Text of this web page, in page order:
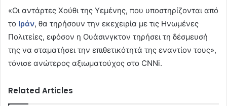
«Οι αντάρτες Χούθι της Υεμένης, που υποστηρίζονται από
το Ιράν, θα τηρήσουν την εκεχειρία με τις Ηνωμένες
Πολιτείες, εφόσον η Ουάσινγκτον τηρήσει τη δέσμευσή
της να σταματήσει την επιθετικότητά της εναντίον τους»,
τόνισε ανώτερος αξιωματούχος στο CNNi.
Related Articles